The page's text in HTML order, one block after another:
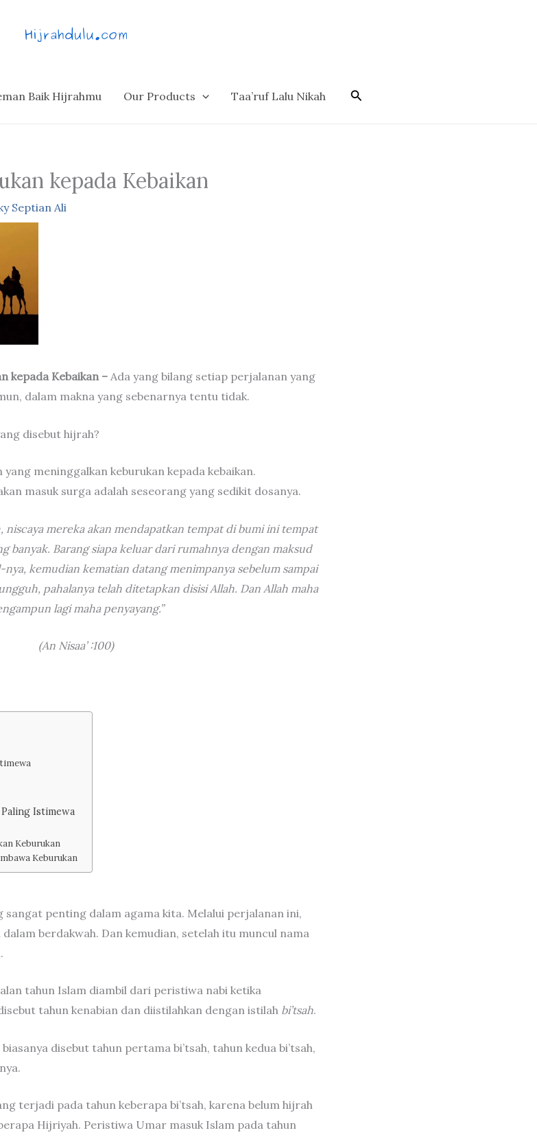
Baik Hijrahmu Our Products Taa’ruf Lalu Nikah Cari
kepada Kebaikan
Septian Ali
kepada Kebaikan – Ada yang bilang setiap perjalanan yang
dalam makna yang sebenarnya tentu tidak.
disebut hijrah?
meninggalkan keburukan kepada kebaikan.
masuk surga adalah seseorang yang sedikit dosanya.
niscaya mereka akan mendapatkan tempat di bumi ini tempat
banyak. Barang siapa keluar dari rumahnya dengan maksud
kemudian kematian datang menimpanya sebelum sampai
pahalanya telah ditetapkan disisi Allah. Dan Allah maha
lagi maha penyayang.”
(An Nisaa’ :100)
Istimewa
Keburukan
Keburukan
sangat penting dalam agama kita. Melalui perjalanan ini,
dalam berdakwah. Dan kemudian, setelah itu muncul nama
tahun Islam diambil dari peristiwa nabi ketika
tahun kenabian dan diistilahkan dengan istilah bi’tsah.
disebut tahun pertama bi’tsah, tahun kedua bi’tsah,
terjadi pada tahun keberapa bi’tsah, karena belum hijrah
Hijriyah. Peristiwa Umar masuk Islam pada tahun